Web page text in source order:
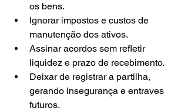
os bens.
Ignorar impostos e custos de
manutenção dos ativos.
Assinar acordos sem refletir
liquidez e prazo de recebimento.
Deixar de registrar a partilha,
gerando insegurança e entraves
futuros.